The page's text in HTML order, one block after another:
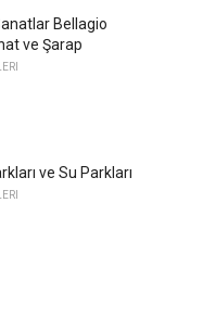
Bellagio
ve Şarap
ve Su Parkları